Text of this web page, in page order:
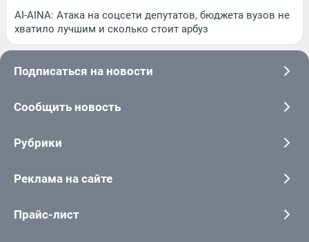
AI-AINA: Атака на соцсети депутатов, бюджета вузов не
хватило лучшим и сколько стоит арбуз
Подписаться на новости
Сообщить новость
Рубрики
Реклама на сайте
Прайс-лист